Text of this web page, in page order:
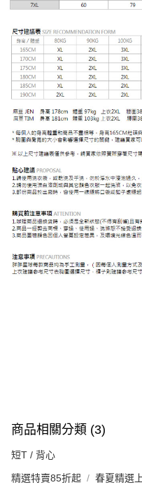
商品相關分類 (3)
短T / 背心
精選特賣85折起 春夏精選